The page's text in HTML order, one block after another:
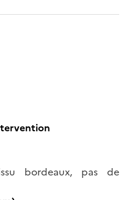
bordeaux, pas de